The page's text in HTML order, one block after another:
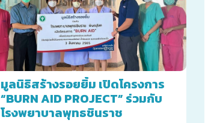
มูลนิธิสร้างรอยยิ้ม เปิดโครงการ
“BURN AID PROJECT” ร่วมกับ
โรงพยาบาลพุทธชินราช